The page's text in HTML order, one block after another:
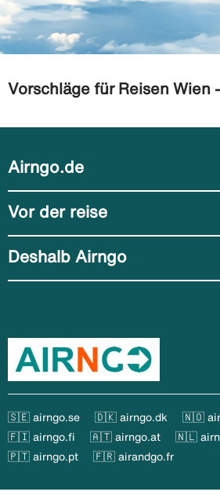
Vorschläge für Reisen Wien
Airngo.de
Vor der reise
Deshalb Airngo
🇸🇪 airngo.se 🇩🇰 airngo.dk
🇳🇴
🇫🇮 airngo.fi
🇦🇹 airngo.at 🇳🇱
🇵🇹 airngo.pt
🇫🇷 airandgo.fr